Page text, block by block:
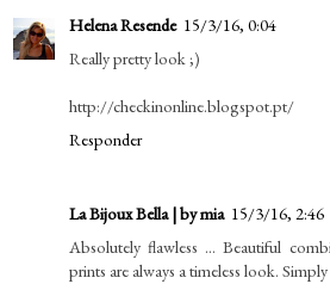
Helena Resende 15/3/16, 0:04
Really pretty look ;)
http://checkinonline.blogspot.pt/
Responder
La Bijoux Bella | by mia 15/3/16, 2:46
Absolutely flawless ... Beautiful
prints are always a timeless look.